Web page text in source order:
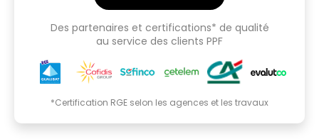
Des partenaires et certifications* de qualité
au service des clients PPF
*Certification RGE selon les agences et les travaux